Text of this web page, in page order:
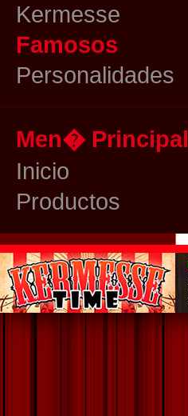
Kermesse
Famosos
Personalidades
Men� Principal
Inicio
Productos